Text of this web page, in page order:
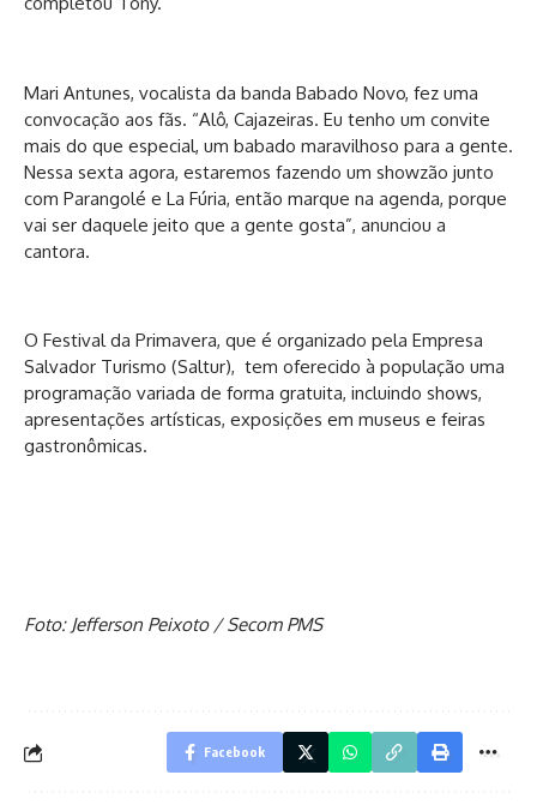
Mari Antunes, vocalista da banda Babado Novo, fez uma
convocação aos fãs. “Alô, Cajazeiras. Eu tenho um convite
mais do que especial, um babado maravilhoso para a gente.
Nessa sexta agora, estaremos fazendo um showzão junto
com Parangolé e La Fúria, então marque na agenda, porque
vai ser daquele jeito que a gente gosta”, anunciou a
cantora.
O Festival da Primavera, que é organizado pela Empresa
Salvador Turismo (Saltur), tem oferecido à população uma
programação variada de forma gratuita, incluindo shows,
apresentações artísticas, exposições em museus e feiras
gastronômicas.
Foto: Jefferson Peixoto / Secom PMS
Facebook